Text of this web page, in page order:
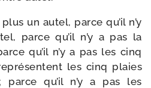
un autel, parce qu’il n’y
parce qu’il n’y a pas la
qu’il n’y a pas les cinq
les cinq plaies
qu’il n’y a pas les